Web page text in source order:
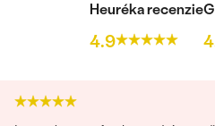
Heuréka recenzie
4.9